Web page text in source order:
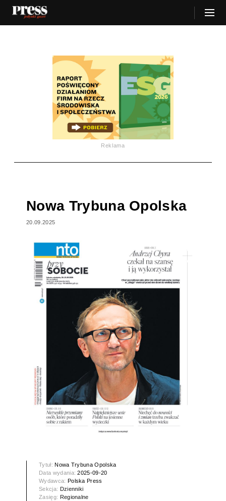
Reklama
Nowa Trybuna Opolska
20.09.2025
Tytuł: Nowa Trybuna Opolska
Data wydania:2025-09-20
Wydawca: Polska Press
Sekcja: Dzienniki
Zasięg: Regionalne